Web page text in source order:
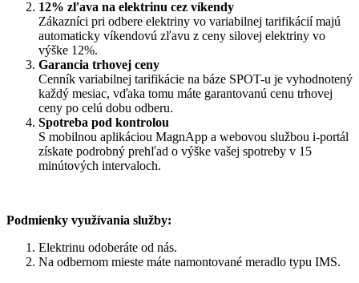
12% zľava na elektrinu cez víkendy
Zákazníci pri odbere elektriny vo variabilnej tarifikácií majú
automaticky víkendovú zľavu z ceny silovej elektriny vo
výške 12%.
Garancia trhovej ceny
Cenník variabilnej tarifikácie na báze SPOT-u je vyhodnotený
každý mesiac, vďaka tomu máte garantovanú cenu trhovej
ceny po celú dobu odberu.
Spotreba pod kontrolou
S mobilnou aplikáciou MagnApp a webovou službou i-portál
získate podrobný prehľad o výške vašej spotreby v 15
minútových intervaloch.
Podmienky využívania služby:
Elektrinu odoberáte od nás.
Na odbernom mieste máte namontované meradlo typu IMS.